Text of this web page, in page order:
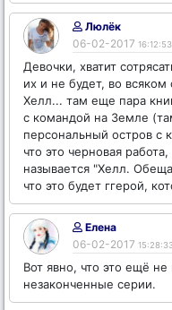
Люлёк
06-02-2017 16:12:53
Девочки, хватит
их и не будет, во
Хелл... там еще пара
с командой на Земле
персональный остров с
что это черновая
называется "Хелл.
что это будет ггерой,
Елена
06-02-2017
Вот явно, что это ещё
незаконченные серии.